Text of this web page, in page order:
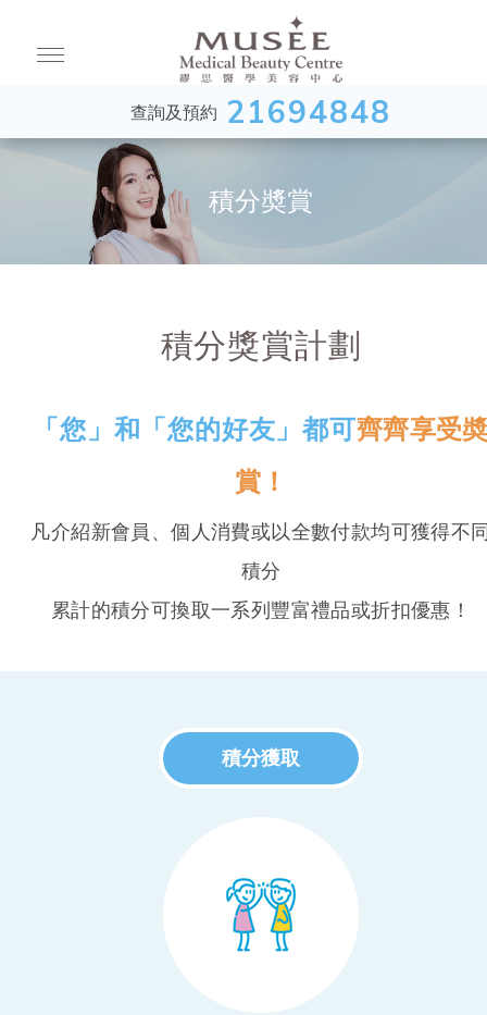
查詢及預約 21694848
積分奬賞
積分獎賞計劃
「您」和「您的好友」都可齊齊享受
賞！
凡介紹新會員、個人消費或以全數付款均可獲得不
積分
累計的積分可換取一系列豐富禮品或折扣優惠！
積分獲取